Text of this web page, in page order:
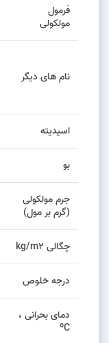
فرمول
مولکولی
نام های دیگر
اسیدیته
بو
جرم مولکولی
(گرم بر مول)
چگالی kg/m2
درجه خلوص
دمای بحرانی ،
ºC